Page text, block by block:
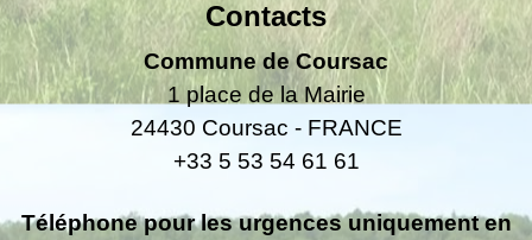
Contacts
Commune de Coursac
1 place de la Mairie
24430 Coursac - FRANCE
+33 5 53 54 61 61
Téléphone pour les urgences uniquement en